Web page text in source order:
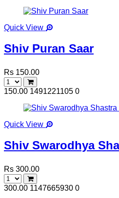
Quick View
Shiv Puran Saar
Rs 150.00
150.00 1491221105 0
Quick View
Shiv Swarodhya
Rs 300.00
300.00 1147665930 0